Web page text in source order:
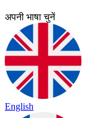
अपनी भाषा चुनें
English